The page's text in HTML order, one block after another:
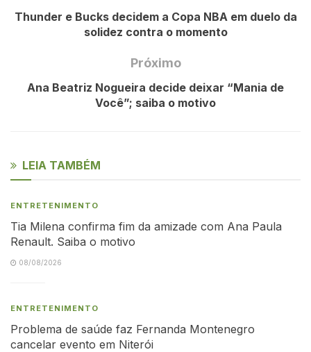
Thunder e Bucks decidem a Copa NBA em duelo da
solidez contra o momento
Próximo
Ana Beatriz Nogueira decide deixar “Mania de
Você”; saiba o motivo
LEIA TAMBÉM
ENTRETENIMENTO
Tia Milena confirma fim da amizade com Ana Paula
Renault. Saiba o motivo
08/08/2026
ENTRETENIMENTO
Problema de saúde faz Fernanda Montenegro
cancelar evento em Niterói